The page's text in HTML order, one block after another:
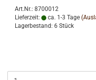
Art.Nr.: 8700012
Lieferzeit:
ca. 1-3 Tage
Lagerbestand: 6 Stück